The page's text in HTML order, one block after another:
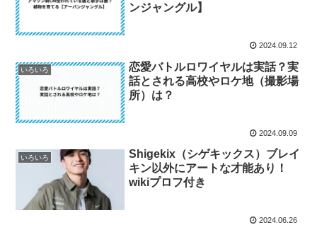
ンジャングル】
2024.09.12
いろいろ
恋愛バトルロワイヤルは実話？実
話とされる高校やロケ地（撮影場
所）は？
2024.09.09
いろいろ
Shigekix（シゲキックス）ブレイ
キン以外にアートな才能あり！
wikiプロフ付き
2024.06.26